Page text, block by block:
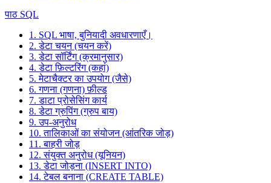
पाठ SQL
1. SQL भाषा, बुनियादी अवधारणाएँ।
2. डेटा चयन (चयन करें)
3. डेटा सॉर्टिंग (क्रमानुसार)
4. डेटा फ़िल्टरिंग (कहां)
5. मेटाचैक्टर का उपयोग (जैसे)
6. गणना (गणना) फ़ील्ड
7. डाटा प्रोसेसिंग कार्य
8. डेटा ग्रुपिंग (ग्रुप बाय)
9. उप-अनुरोध
10. तालिकाओं का संयोजन (आंतरिक जोड़)
11. बाहरी जोड़
12. संयुक्त अनुरोध (यूनियन)
13. डेटा जोड़ना (INSERT INTO)
14. टेबल बनाना (CREATE TABLE)